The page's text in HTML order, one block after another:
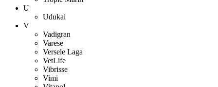
U
Udukai
V
Vadigran
Varese
Versele Laga
VetLife
Vibrisse
Vimi